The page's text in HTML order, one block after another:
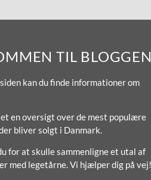
TIL BLOGGEN
kan du finde informationer om
en oversigt over de mest populære
bliver solgt i Danmark.
for at skulle sammenligne et utal af
med legetårne. Vi hjælper dig på vej!